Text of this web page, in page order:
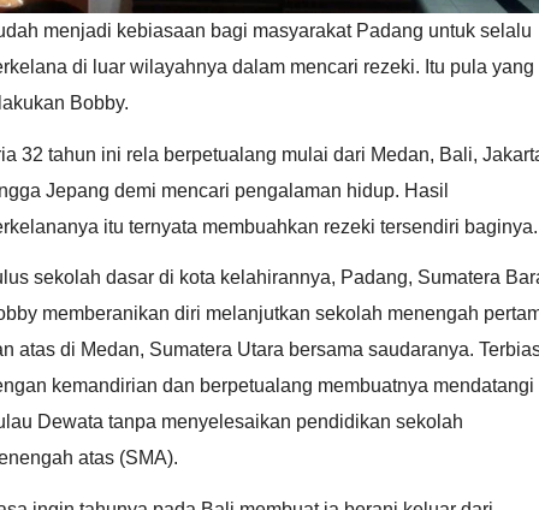
menjadi kebiasaan bagi masyarakat Padang untuk selalu
di luar wilayahnya dalam mencari rezeki. Itu pula yang
Bobby.
32 tahun ini rela berpetualang mulai dari Medan, Bali,
Jepang demi mencari pengalaman hidup. Hasil
itu ternyata membuahkan rezeki tersendiri baginya.
sekolah dasar di kota kelahirannya, Padang, Sumatera
memberanikan diri melanjutkan sekolah menengah
atas di Medan, Sumatera Utara bersama saudaranya.
kemandirian dan berpetualang membuatnya mendatangi
Dewata tanpa menyelesaikan pendidikan sekolah
atas (SMA).